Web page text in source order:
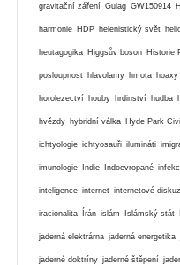
gravitační záření Gulag GW150914
harmonie HDP helenistický svět
heutagogika Higgsův boson Historie
posloupnost hlavolamy hmota hoaxy
horolezectví houby hrdinství hudba
hvězdy hybridní válka Hyde Park
ichtyologie ichtyosauři ilumináti
imunologie Indie Indoevropané
inteligence internet internetové
iracionalita Írán islám Islámský stát
jaderná elektrárna jaderná energetika
jaderné doktríny jaderné štěpení